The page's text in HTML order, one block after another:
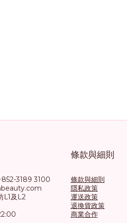
3189 3100
L1及L2
條款與細則
條款與細則
隱私政策
運送政策
退換貨政策
商業合作